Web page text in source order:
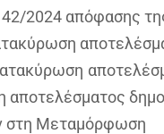
42/2024 απόφασης
στη Μεταμόρφωση